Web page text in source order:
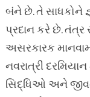
બંને છે. તે સાધકોને
પ્રદાન કરે છે. તંત્ર
અસરકારક
નવરાત્રી દરમિયાન
સિદ્ધિઓ અને